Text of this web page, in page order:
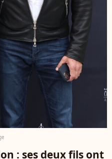
: ses deux fils ont